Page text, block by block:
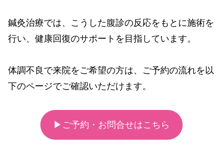
鍼灸治療では、こうした腹診の反応をもとに施術を
行い、健康回復のサポートを目指しています。
体調不良で来院をご希望の方は、ご予約の流れを以
下のページでご確認いただけます。
▶ご予約・お問合せはこちら